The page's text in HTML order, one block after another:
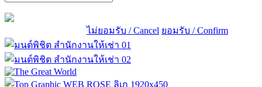
ไม่ยอมรับ / Cancel ยอมรับ / Confirm